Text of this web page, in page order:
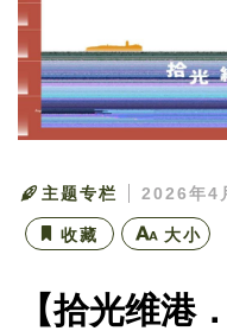
主题专栏 2026年4
收藏 大小
【拾光维港